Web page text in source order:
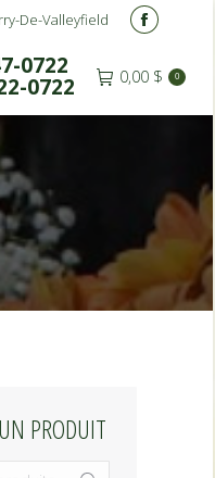
De-Valleyfield
Facebook
opens
in
0722
0722 0,00 $ 0
PRODUIT
0722 0,00$